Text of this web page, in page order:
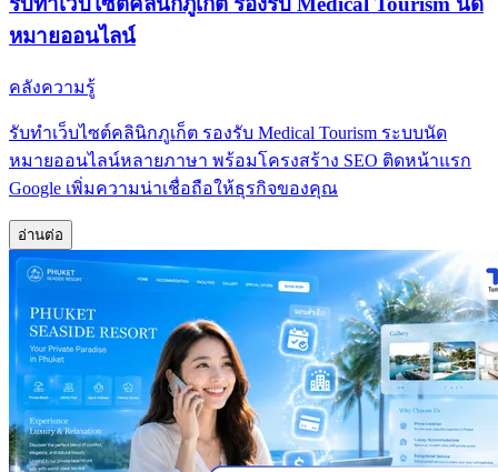
หมายออนไลน์
คลังความรู้
รับทำเว็บไซต์คลินิกภูเก็ต รองรับ Medical Tourism ระบบนัด
หมายออนไลน์หลายภาษา พร้อมโครงสร้าง SEO ติดหน้าแรก
Google เพิ่มความน่าเชื่อถือให้ธุรกิจของคุณ
อ่านต่อ